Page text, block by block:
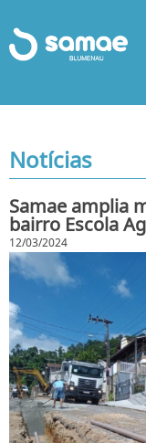
Notícias
Samae amplia
bairro Escola
12/03/2024